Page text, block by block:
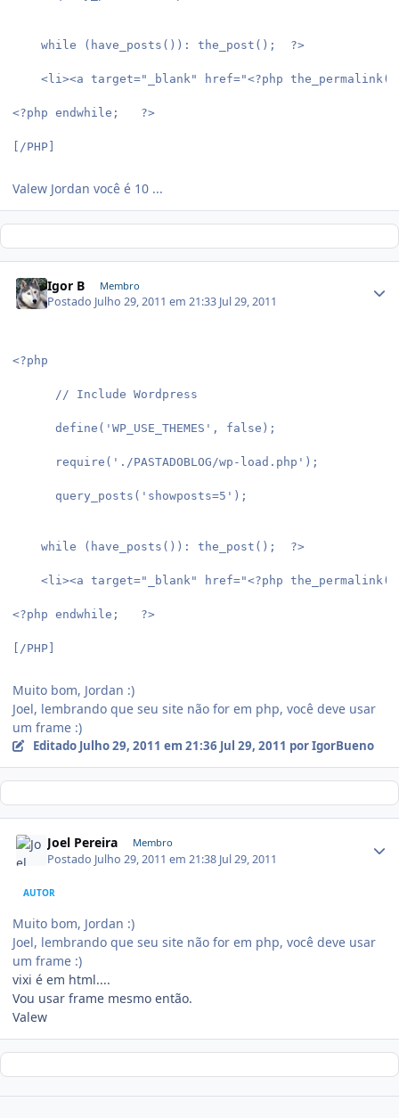
    while (have_posts()): the_post();  ?>
<li><a target="_blank" href="<?php
<?php endwhile;   ?>
[/PHP]
Valew Jordan você é 10 ...
Igor B Membro
Postado Julho 29, 2011 em 21:33 Jul 29, 2011
<?php
      // Include Wordpress
      define('WP_USE_THEMES', false);
      require('./PASTADOBLOG/wp-load.php');
      query_posts('showposts=5');
    while (have_posts()): the_post();  ?>
<li><a target="_blank" href="<?php
<?php endwhile;   ?>
[/PHP]
Muito bom, Jordan :)
Joel, lembrando que seu site não for em php, você deve usar
um frame :)
Editado Julho 29, 2011 em 21:36 Jul 29, 2011 por IgorBueno
Joel Pereira Membro
Postado Julho 29, 2011 em 21:38 Jul 29, 2011
AUTOR
Muito bom, Jordan :)
Joel, lembrando que seu site não for em php, você deve usar
um frame :)
vixi é em html....
Vou usar frame mesmo então.
Valew